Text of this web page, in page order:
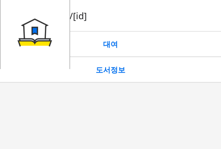
book/rent/[id]
대여
도서정보